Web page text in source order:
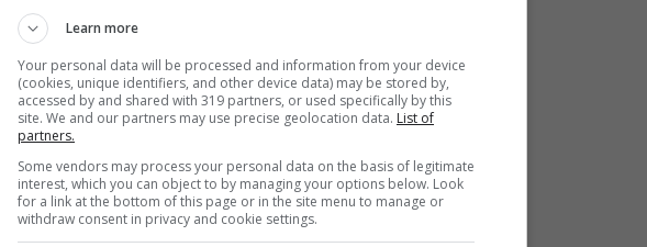
Learn more
Your personal data will be processed and information from your device
(cookies, unique identifiers, and other device data) may be stored by,
accessed by and shared with 319 partners, or used specifically by this
site. We and our partners may use precise geolocation data. List of
partners.
Some vendors may process your personal data on the basis of legitimate
interest, which you can object to by managing your options below. Look
for a link at the bottom of this page or in the site menu to manage or
withdraw consent in privacy and cookie settings.